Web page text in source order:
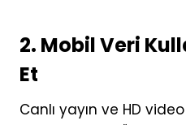
2. Mobil Veri
Et
Canlı yayın ve HD